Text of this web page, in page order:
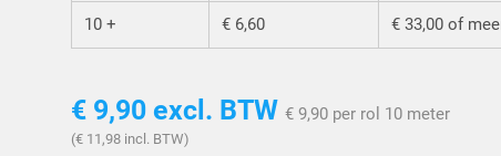
10 + € 6,60 € 33,00 of
€ 9,90 excl. BTW € 9,90 per rol 10 meter
(€ 11,98 incl. BTW)